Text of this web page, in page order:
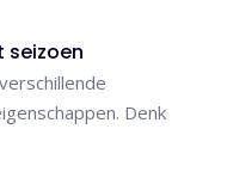
seizoen
Denk